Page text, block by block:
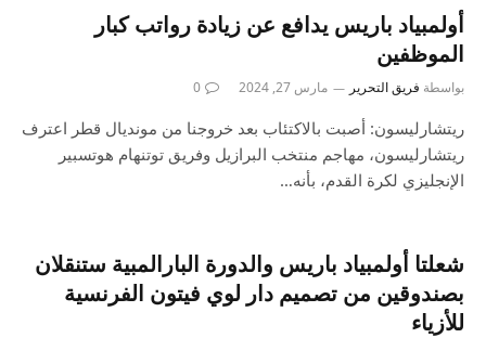
أولمبياد باريس يدافع عن زيادة رواتب كبار
الموظفين
بواسطة فريق التحرير مارس 27, 2024 0
ريتشارليسون: أصبت بالاكتئاب بعد خروجنا من مونديال قطر اعترف
ريتشارليسون، مهاجم منتخب البرازيل وفريق توتنهام هوتسبير
الإنجليزي لكرة القدم، بأنه…
شعلتا أولمبياد باريس والدورة البارالمبية ستنقلان
بصندوقين من تصميم دار لوي فيتون الفرنسية
للأزياء